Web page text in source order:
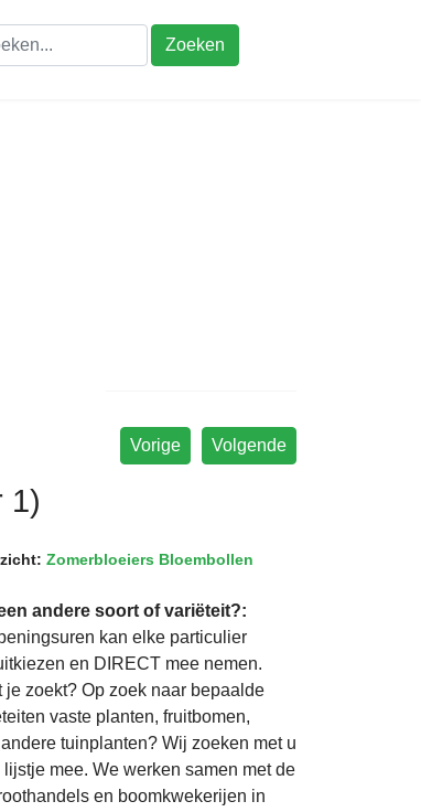
Zoeken
Volgende
Vorige
1)
Zomerbloeiers Bloembollen
andere soort of variëteit?:
kan elke particulier
en DIRECT mee nemen.
je zoekt? Op zoek naar bepaalde
vaste planten, fruitbomen,
tuinplanten? Wij zoeken met u
mee. We werken samen met de
en boomkwekerijen in